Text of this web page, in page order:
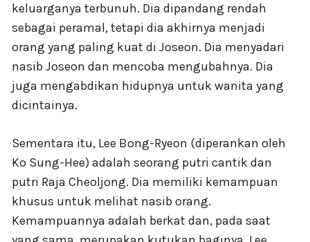
keluarganya terbunuh. Dia dipandang rendah
sebagai peramal, tetapi dia akhirnya menjadi
orang yang paling kuat di Joseon. Dia menyadari
nasib Joseon dan mencoba mengubahnya. Dia
juga mengabdikan hidupnya untuk wanita yang
dicintainya.
Sementara itu, Lee Bong-Ryeon (diperankan oleh
Ko Sung-Hee) adalah seorang putri cantik dan
putri Raja Cheoljong. Dia memiliki kemampuan
khusus untuk melihat nasib orang.
Kemampuannya adalah berkat dan, pada saat